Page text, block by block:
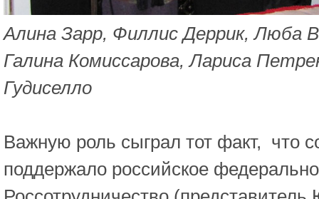
Алина Зарр, Филлис Деррик, Люба
Галина Комиссарова, Лариса
Гудиселло
Важную роль сыграл тот факт, что
поддержало российское